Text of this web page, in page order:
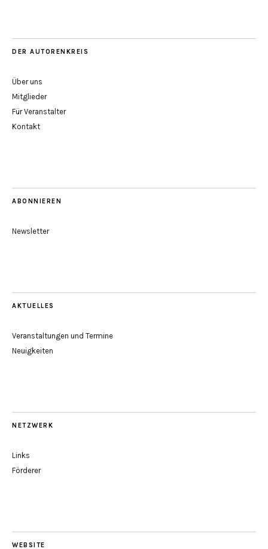
DER AUTORENKREIS
Über uns
Mitglieder
Für Veranstalter
Kontakt
ABONNIEREN
Newsletter
AKTUELLES
Veranstaltungen und Termine
Neuigkeiten
NETZWERK
Links
Förderer
WEBSITE